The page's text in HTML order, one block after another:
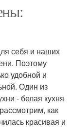
себя и наших
Поэтому
удобной и
Один из
- белая кухня
как
красивая и